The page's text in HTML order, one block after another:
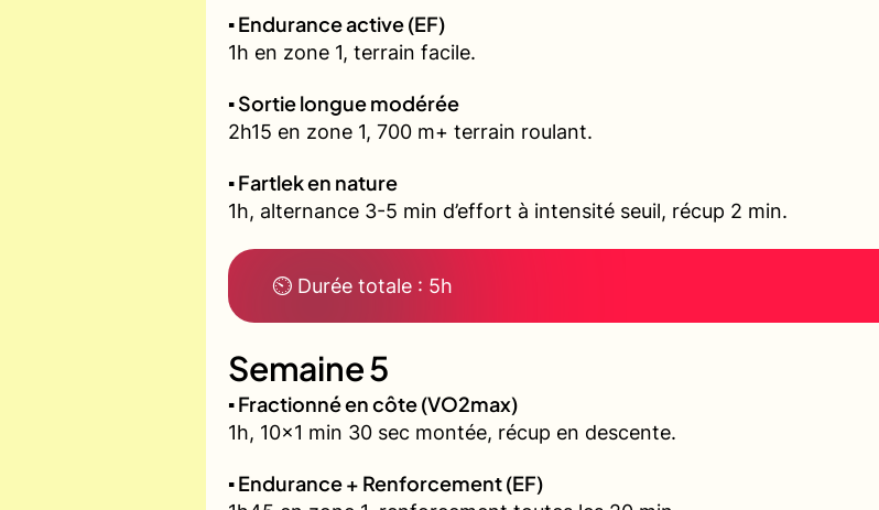
▪️ Endurance active (EF)
1h en zone 1, terrain facile.
▪️ Sortie longue modérée
2h15 en zone 1, 700 m+ terrain roulant.
▪️ Fartlek en nature
1h, alternance 3-5 min d’effort à intensité seuil, récup 2 min.
⏲ Durée totale : 5h
Semaine 5
▪️ Fractionné en côte (VO2max)
1h, 10x1 min 30 sec montée, récup en descente.
▪️ Endurance + Renforcement (EF)